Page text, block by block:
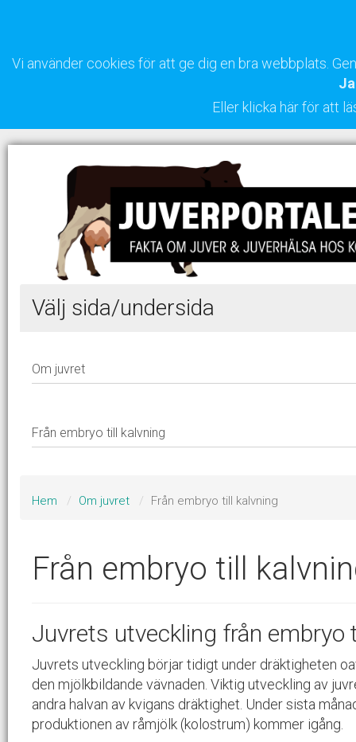
Vi använder cookies för att ge dig en bra webbplats.
Eller klicka här för att
Välj sida/undersida
Hem Om juvret Från embryo till kalvning
Från embryo till
Juvrets utveckling från embryo
Juvrets utveckling börjar tidigt under dräktigheten
den mjölkbildande vävnaden. Viktig utveckling av
andra halvan av kvigans dräktighet. Under sista
produktionen av råmjölk (kolostrum) kommer igång.